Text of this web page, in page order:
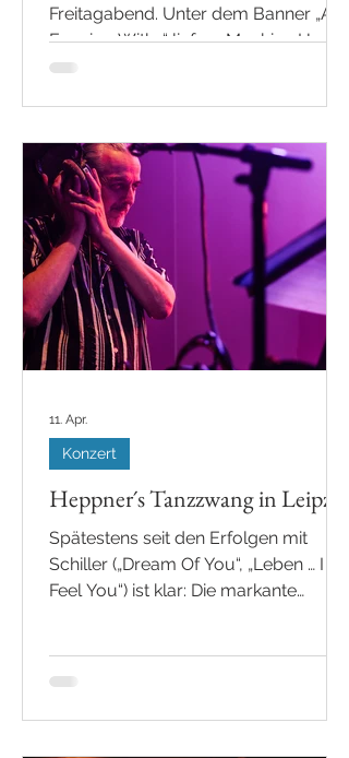
Freitagabend. Unter dem Banner „An
Evening With…“ liefern Machine Head
genau das, was dieser Titel
zweieinhalb Stunden Metal live. Mehr
als 20 Songs, eine Setlist wie ein Best-
of aus mehreren Dekaden von
„Imperium“ über „Halo“ und
„Davidian“ bis hin zu „Locust“,
„ØUTSIDER“ und einem unerwarteten,
aber umso intensiveren „Darkness
Within“ – unplugged. Ja, richtig
gelesen: UNPLUGGED. Und genau hi
Heppner´s Tanzzwang in Leipzig
Spätestens seit den Erfolgen mit
Schiller („Dream Of You“, „Leben … I
Feel You“) ist klar: Die markante
Dancepop. Gestern ging es also in die
Konzert
11. Apr.